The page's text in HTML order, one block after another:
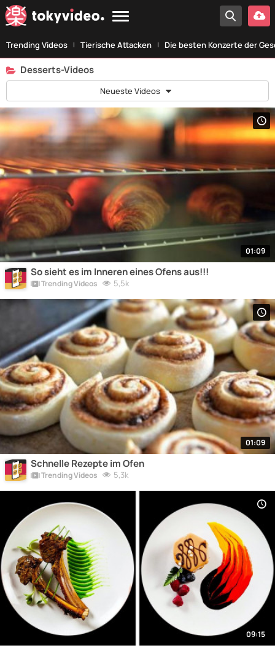
Trending Videos Tierische Attacken Die besten Konzerte der
Desserts-Videos
Neueste Videos
01:09
So sieht es im Inneren eines Ofens aus!!!
Trending Videos 5,5k
01:09
Schnelle Rezepte im Ofen
Trending Videos 5,3k
09:15